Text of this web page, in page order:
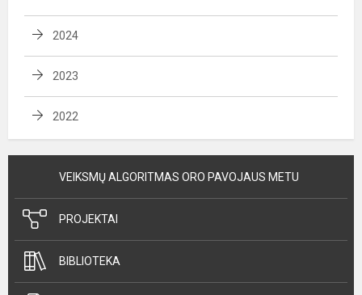
2024
2023
2022
VEIKSMŲ ALGORITMAS ORO PAVOJAUS METU
PROJEKTAI
BIBLIOTEKA